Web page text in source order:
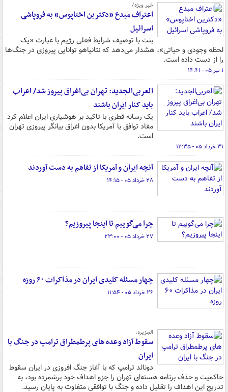
خبر ویژه/
اعتراف مبدع «دکترین اختاپوس» به فروپاشی
اسرائیل
بنت با توصیف شرایط فعلی رژیم با عبارت «یک
لحظه وجودی و حیاتی»، هشدار می‌دهد که نتانیاهو توانایی پیروزی در جنگ‌ها
را از دست داده است.
۱ تیر ۰۵ - ۱۴:۴۱
العربی‌الجدید: تهران بی‌اغراق پیروز شد/ اعراب
باید کنار ایران باشند
یک رسانه قطری با تاکید بر هوشیاری ایران اعلام کرد
مفاد توافق با آمریکا بدون اغراق بیانگر پیروزی تهران
است.
۳۱ خرداد ۰۵ - ۱۲:۳۵
آنچه ایران و آمریکا از تفاهم به دست آوردند
۲۸ خرداد ۰۵ - ۱۴:۱۵
چرا می‌گوییم تا اینجا پیروزیم؟
۲۷ خرداد ۰۵ - ۲۳:۰۰
چهار مسئله کلیدی ایران در مذاکرات ۶۰ روزه
۲۶ خرداد ۰۵ - ۱۱:۵۴
الجزیره:
سقوط آزاد وعده های پرطمطراق ترامپ در جنگ با
ایران
دونالد ترامپ که با آغاز جنگ افروزی در ایران سقوط
حاکمیت و حذف برنامه هسته‌ای تهران را جزو اهداف خود برشمرده بود، به
تدریج این اهداف را تقلیل داده و جنگ با توافقی متفاوت به پایان رسید.